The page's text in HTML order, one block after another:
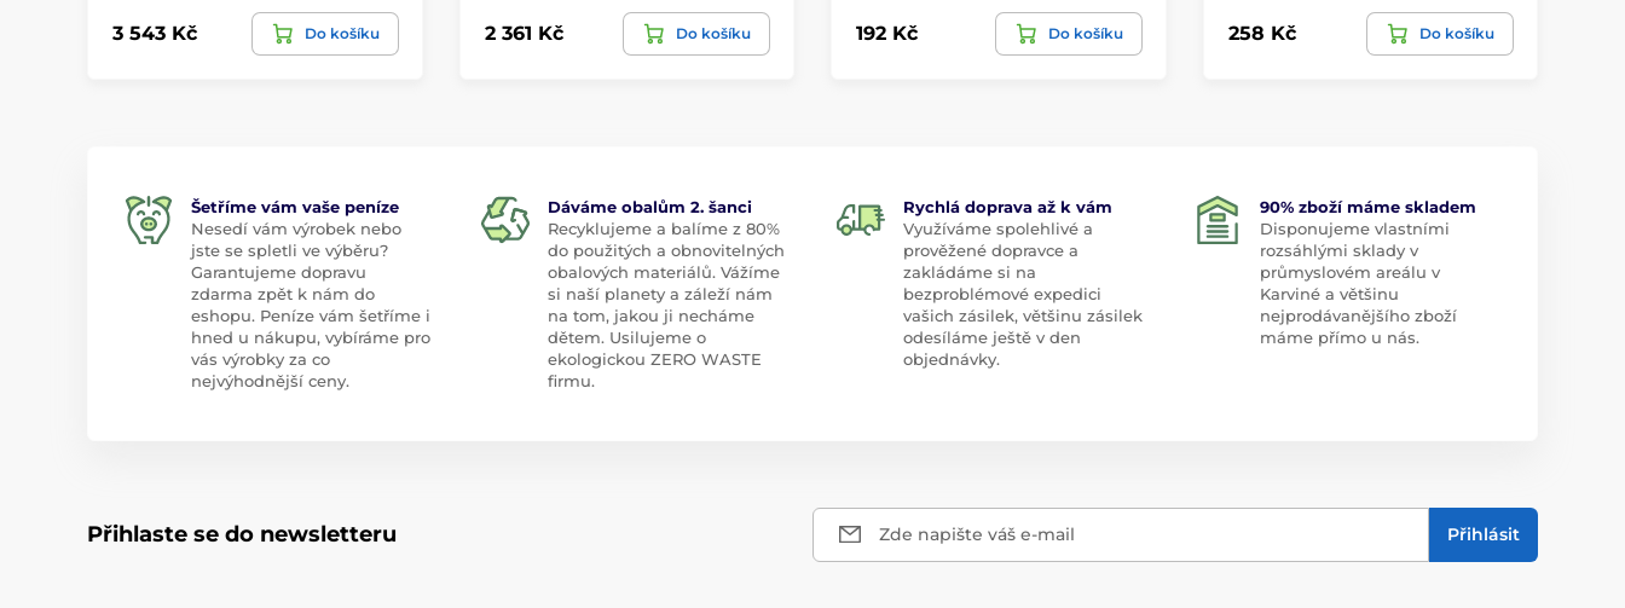
3 543 Kč Do košíku 2 361 Kč Do košíku 192 Kč Do košíku 258 Kč Do košíku
Šetříme vám vaše peníze
Nesedí vám výrobek nebo
jste se spletli ve výběru?
Garantujeme dopravu
zdarma zpět k nám do
eshopu. Peníze vám šetříme i
hned u nákupu, vybíráme pro
vás výrobky za co
nejvýhodnější ceny.
Dáváme obalům 2. šanci
Recyklujeme a balíme z 80%
do použitých a obnovitelných
obalových materiálů. Vážíme
si naší planety a záleží nám
na tom, jakou ji necháme
dětem. Usilujeme o
ekologickou ZERO WASTE
firmu.
Rychlá doprava až k vám
Využíváme spolehlivé a
prověžené dopravce a
zakládáme si na
bezproblémové expedici
vašich zásilek, většinu zásilek
odesíláme ještě v den
objednávky.
90% zboží máme skladem
Disponujeme vlastními
rozsáhlými sklady v
průmyslovém areálu v
Karviné a většinu
nejprodávanějšího zboží
máme přímo u nás.
Přihlaste se do newsletteru Zde napište váš e-mail Přihlásit